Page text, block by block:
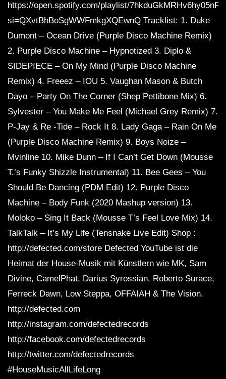
https://open.spotify.com/playlist/
si=QXvtBhBoSgWWFmkgXQEwnQ Tracklist: 1. Duke
Dumont – Ocean Drive (Purple Disco Machine Remix)
2. Purple Disco Machine – Hypnotized 3. Diplo &
SIDEPIECE – On My Mind (Purple Disco Machine
Remix) 4. Freeez – IOU 5. Vaughan Mason & Butch
Dayo – Party On The Corner (Shep Pettibone Mix) 6.
Sylvester – You Make Me Feel (Michael Grey Remix) 7.
P-Jay & Re -Tide – Rock It 8. Lady Gaga – Rain On Me
(Purple Disco Machine Remix) 9. Boys Noize –
Mvinline 10. Mike Dunn – If I Can’t Get Down (Mousse
T.’s Funky Shizzle Instrumental) 11. Bee Gees – You
Should Be Dancing (PDM Edit) 12. Purple Disco
Machine – Body Funk (2020 Mashup version) 13.
Moloko – Sing It Back (Mousse T’s Feel Love Mix) 14.
TalkTalk – It’s My Life (Tensnake Live Edit) Shop :
http://defected.com/store Defected YouTube ist die
Heimat der House-Musik mit Künstlern wie MK, Sam
Divine, CamelPhat, Darius Syrossian, Roberto Surace,
Ferreck Dawn, Low Steppa, OFFAIAH & The Vision.
http://defected.com
http://instagram.com/defectedrecords
http://facebook.com/defectedrecords
http://twitter.com/defectedrecords
#HouseMusicAllLifeLong